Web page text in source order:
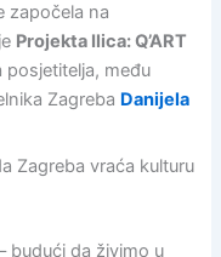
započela na
Projekta Ilica: Q’ART
među
Zagreba Danijela
Zagreba vraća kulturu
budući da živimo u